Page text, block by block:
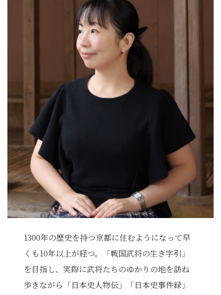
1300年の歴史を持つ京都に住むようになって早
くも10年以上が経つ。「戦国武将の生き字引」
を目指し、実際に武将たちのゆかりの地を訪ね
歩きながら「日本史人物伝」「日本史事件録」